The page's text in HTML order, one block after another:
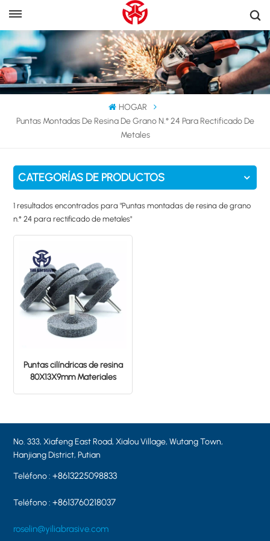
HOGAR
Puntas Montadas De Resina De Grano N.° 24 Para Rectificado De
Metales
CATEGORÍAS DE PRODUCTOS
1 resultados encontrados para "Puntas montadas de resina de grano
n.° 24 para rectificado de metales"
Puntas cilíndricas de resina
80X13X9mm Materiales
No. 333, Xiafeng East Road, Xialou Village, Wutang Town,
Hanjiang District, Putian
Teléfono :+8613225098833
Teléfono :+8613760218037
roselin@yiliabrasive.com